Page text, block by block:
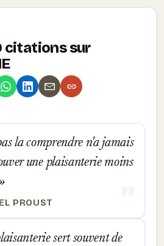
citations sur
la comprendre n'a jamais
une plaisanterie moins
PROUST
sert souvent de